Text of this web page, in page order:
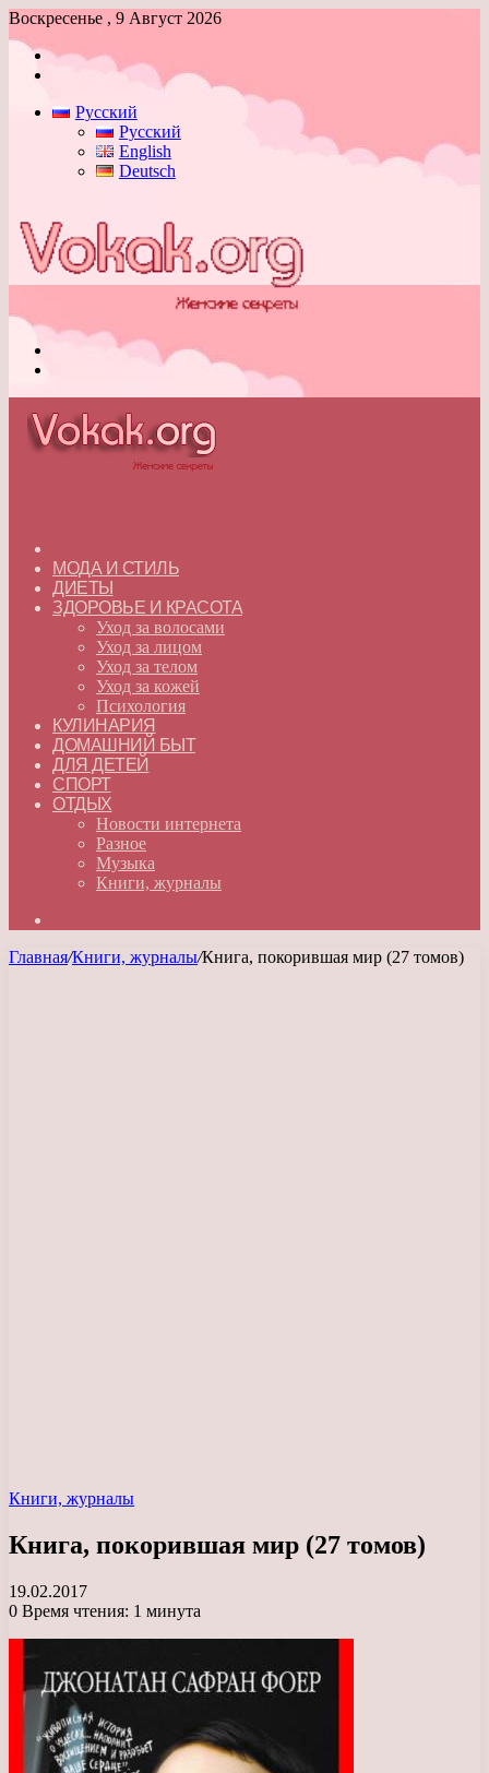
Воскресенье , 9 Август 2026
Войти
Русский
Русский
English
Deutsch
МОДА И СТИЛЬ
ДИЕТЫ
ЗДОРОВЬЕ И КРАСОТА
Уход за волосами
Уход за лицом
Уход за телом
Уход за кожей
Психология
КУЛИНАРИЯ
ДОМАШНИЙ БЫТ
ДЛЯ ДЕТЕЙ
СПОРТ
ОТДЫХ
Новости интернета
Разное
Музыка
Книги, журналы
Главная/Книги, журналы/Книга, покорившая мир (27 томов)
Книги, журналы
Книга, покорившая мир (27 томов)
19.02.2017
0 Время чтения: 1 минута